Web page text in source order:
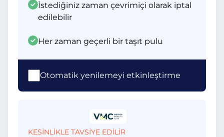
İstediğiniz zaman çevrimiçi olarak iptal
edilebilir
Her zaman geçerli bir taşıt pulu
Otomatik yenilemeyi etkinleştirme
KESİNLİKLE TAVSİYE EDİLİR